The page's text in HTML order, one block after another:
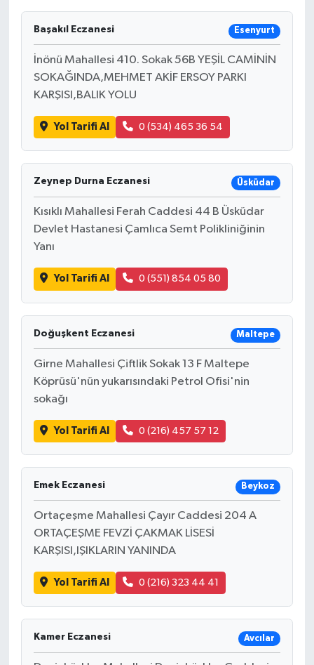
Başakıl Eczanesi Esenyurt
İnönü Mahallesi 410. Sokak 56B YEŞİL CAMİNİN
SOKAĞINDA,MEHMET AKİF ERSOY PARKI
KARŞISI,BALIK YOLU
Yol Tarifi Al 0 (534) 465 36 54
Zeynep Durna Eczanesi Üsküdar
Kısıklı Mahallesi Ferah Caddesi 44 B Üsküdar
Devlet Hastanesi Çamlıca Semt Polikliniğinin
Yanı
Yol Tarifi Al 0 (551) 854 05 80
Doğuşkent Eczanesi Maltepe
Girne Mahallesi Çiftlik Sokak 13 F Maltepe
Köprüsü'nün yukarısındaki Petrol Ofisi'nin
sokağı
Yol Tarifi Al 0 (216) 457 57 12
Emek Eczanesi Beykoz
Ortaçeşme Mahallesi Çayır Caddesi 204 A
ORTAÇEŞME FEVZİ ÇAKMAK LİSESİ
KARŞISI,IŞIKLARIN YANINDA
Yol Tarifi Al 0 (216) 323 44 41
Kamer Eczanesi Avcılar